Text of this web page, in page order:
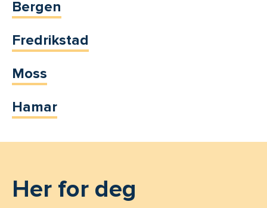
Bergen
Fredrikstad
Moss
Hamar
Her for deg